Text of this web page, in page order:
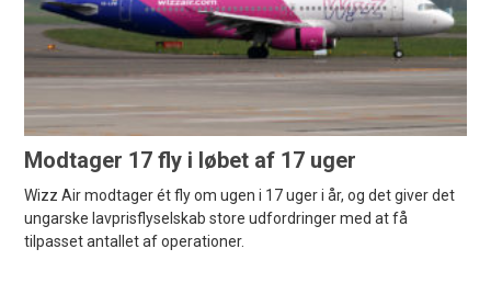
Modtager 17 fly i løbet af 17 uger
Wizz Air modtager ét fly om ugen i 17 uger i år, og det giver det
ungarske lavprisflyselskab store udfordringer med at få
tilpasset antallet af operationer.